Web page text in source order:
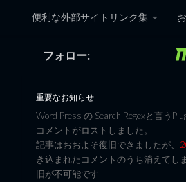
コンテンツへスキップ
便利な外部サイトリンク集
黒翼猫の
フォロー:
重要なお知らせ
Word Press の Search Regexと言う
コメントがロストしました。
記事はおおよそ復旧できましたが、
き込まれたコメントのうち消えてし
旧が不可能です